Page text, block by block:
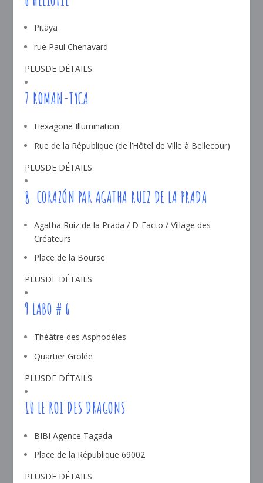
Pitaya
rue Paul Chenavard
PLUSDE DÉTAILS
7 ROMAN-TYCA
Hexagone Illumination
Rue de la République (de l’Hôtel de Ville à Bellecour)
PLUSDE DÉTAILS
8 CORAZÓN PAR AGATHA RUIZ DE LA PRADA
Agatha Ruiz de la Prada / D-Facto / Village des
Créateurs
Place de la Bourse
PLUSDE DÉTAILS
9 LABO # 6
Théâtre des Asphodèles
Quartier Grolée
PLUSDE DÉTAILS
10 LE ROI DES DRAGONS
BIBI Agence Tagada
Place de la République 69002
PLUSDE DÉTAILS